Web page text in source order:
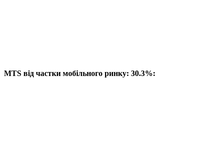
MTS від частки мобільного ринку: 30.3%: